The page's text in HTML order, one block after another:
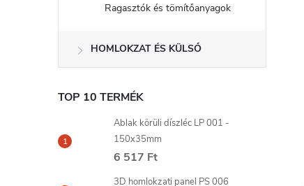
Ragasztók és tömítőanyagok
HOMLOKZAT ÉS KÜLSŐ
TOP 10 TERMÉK
Ablak körüli díszléc LP 001 -
150x35mm
6 517 Ft
3D homlokzati panel PS 006